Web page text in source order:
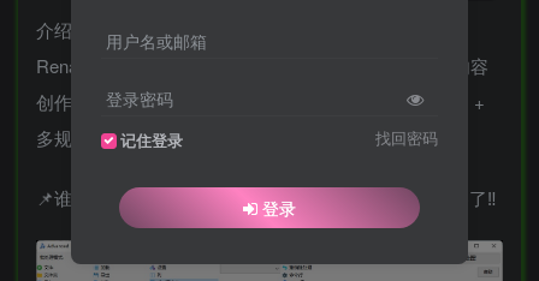
介绍一款专治“文件命名强迫症”的神器——Advanced
Renamer，适合设计师、剪辑师、学生党、办公族、内容
创作者等需要批量处理文件名的人群，主打批量重命名 +
多规则组合 + 高效省时！
📌谁懂啊！终于找到一个能一键改几百个文件名的神器了‼️
用户名或邮箱
登录密码
记住登录 找回密码
登录